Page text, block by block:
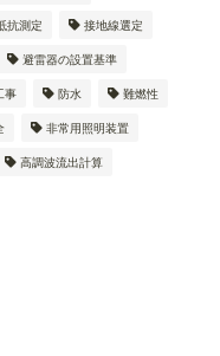
抗測定 接地線選定
避雷器の設置基準
事 防水 難燃性
非常用照明装置
高調波流出計算